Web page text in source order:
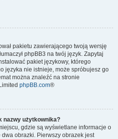
pakietu zawierającego twoją wersję
phpBB3 na twój język. Zapytaj
pakiet językowy, którego
języka nie istnieje, może spróbujesz go
można znaleźć na stronie
phpBB.com®
nazwy użytkownika?
gdzie są wyświetlane informacje o
obrazki. Pierwszy obrazek jest